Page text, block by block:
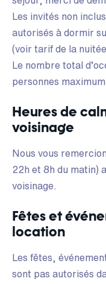
Les invités non
autorisés à dormir
(voir tarif de la
Le nombre total
personnes maximum.
Heures de
voisinage
Nous vous
22h et 8h du matin)
voisinage.
Fêtes et
location
Les fêtes,
sont pas autorisés